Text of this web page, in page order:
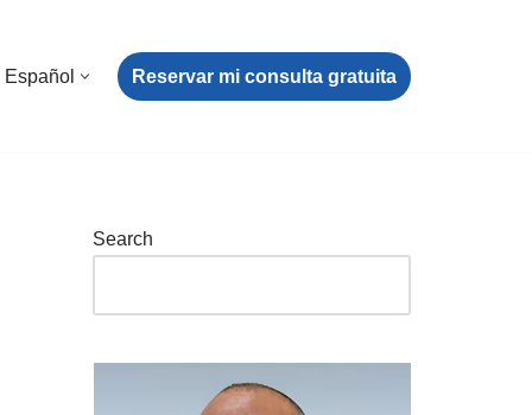
Español Reservar mi consulta gratuita
Search